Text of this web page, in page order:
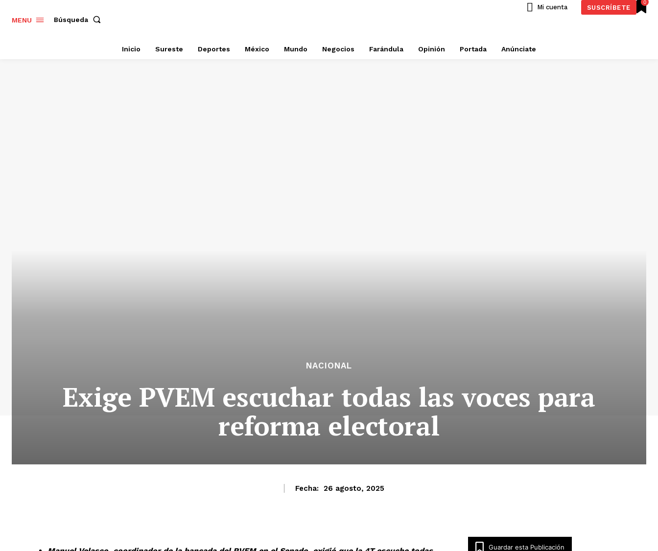
MENU Búsqueda
0
Mi cuenta SUSCRÍBETE
Inicio Sureste Deportes México Mundo Negocios Farándula Opinión Portada Anúnciate
NACIONAL
Exige PVEM escuchar todas las voces para
reforma electoral
Fecha: 26 agosto, 2025
Guardar esta Publicación